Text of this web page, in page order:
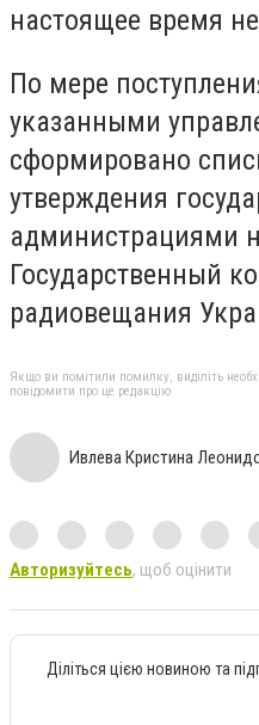
настоящее время
По мере
указанными
сформировано
утверждения
администрациями
Государственный
радиовещания
Якщо ви помітили помилку, виділіть
повідомити про це редакцію
Ивлева Кристина
Авторизуйтесь, щоб оцінити
Діліться цією новиною та